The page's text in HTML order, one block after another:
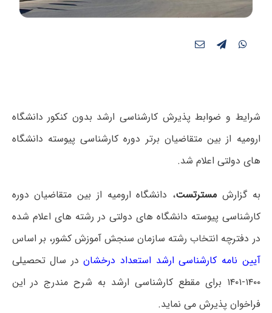
شرایط و ضوابط پذیرش کارشناسی ارشد بدون کنکور دانشگاه
ارومیه از بین متقاضیان برتر دوره کارشناسی پیوسته دانشگاه
های دولتی اعلام شد.
به گزارش مسترتست، دانشگاه ارومیه از بین متقاضیان دوره
کارشناسی پیوسته دانشگاه های دولتی در رشته های اعلام شده
در دفترچه انتخاب رشته سازمان سنجش آموزش کشور، بر اساس
آیین نامه کارشناسی ارشد استعداد درخشاندر سال تحصیلی
۱۴۰۰-۱۴۰۱ برای مقطع کارشناسی ارشد به شرح مندرج در این
فراخوان پذیرش می نماید.